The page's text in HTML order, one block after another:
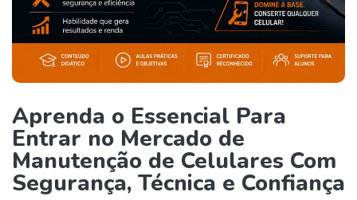
Aprenda o Essencial Para
Entrar no Mercado de
Manutenção de Celulares Com
Segurança, Técnica e Confiança